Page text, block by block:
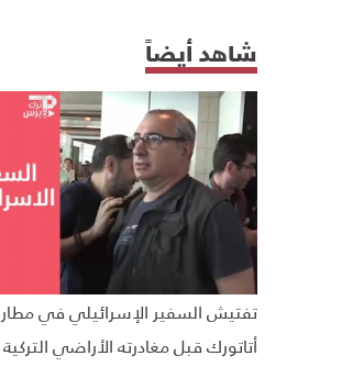
شاهد أيضاً
تفتيش السفير الإسرائيلي في مطار
أتاتورك قبل مغادرته الأراضي التركية